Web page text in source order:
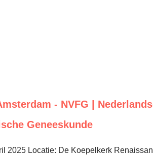
- NVFG |
Geneeskunde
2025 Locatie: De Koepelkerk